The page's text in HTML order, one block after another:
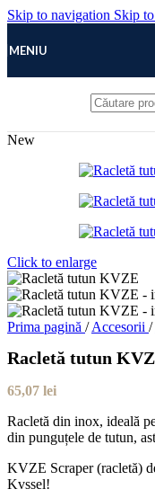
Skip to navigation Skip
MENIU
New
Click to enlarge
Prima pagină / Accesorii /
Racletă tutun
65,07 lei
Racletă din inox, ideală
din punguțele de tutun,
KVZE Scraper (racletă)
Kvssel!